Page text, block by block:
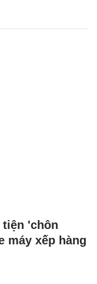
tiện 'chôn
máy xếp hàng